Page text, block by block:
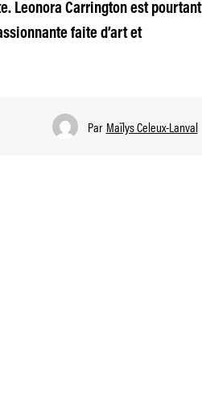
Leonora Carrington est pourtant
faite d’art et
Par Maïlys Celeux-Lanval